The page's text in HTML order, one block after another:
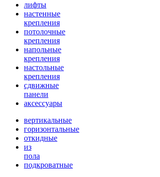
лифты
настенные
крепления
потолочные
крепления
напольные
крепления
настольные
крепления
сдвижные
панели
аксессуары
вертикальные
горизонтальные
откидные
из
пола
подкроватные